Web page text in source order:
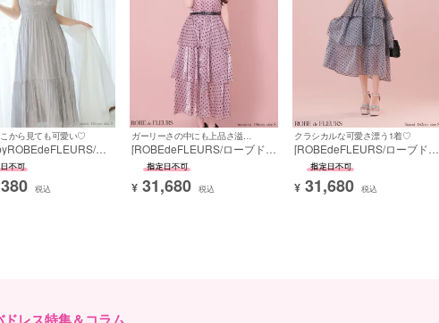
から見ても可愛い♡
デ
イローブドフルール] 高
ンド Aラインロングド
ホルターネック 胸
ー ネックリボン 2way
税込
ガーリーさの中にも上品さ溢れる♡
[ROBEdeFLEURS/ローブドフ
ルール] 高級 ブランド Aライ
ンロングドレス ノースリーブ
ドット柄 ウエストベルト オー
ガンジー エレガント
¥ 31,680 税込
クラシカルな可愛さ漂う1着♡
[ROBEdeFLEURS/ローブドフ
ルール] 高級 ブランド Aライ
ンロングドレス ノースリーブ
ドット柄 ウエストベルト オー
ガンジー エレガント
¥ 31,680 税込
レス特集＆コラム